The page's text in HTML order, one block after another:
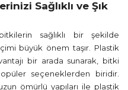
Sağlıklı ve Şık
sağlıklı bir şekilde
büyük önem taşır. Plastik
bir arada sunarak, bitki
seçeneklerden biridir.
ömürlü yapıları ile plastik